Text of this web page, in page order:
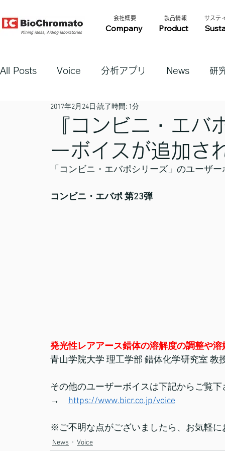
Company Product
​製品情報​​
​会社概要​​ サステ
All Posts Voice 分析アプリ News 研
『コンビニ・エバ
ーボイスが追加さ
2017年2月24日 読了時間: 1分
「コンビニ・エバポシリーズ」のユーザ
コンビニ・エバポ 第23弾
発光性レアアース錯体の溶解度の調整や
青山学院大学 理工学部 錯体化学研究室 教
その他のユーザーボイスは下記からご覧下
→ https://www.bicr.co.jp/voice
※ご不明な点がございましたら、お気軽に
News Voice